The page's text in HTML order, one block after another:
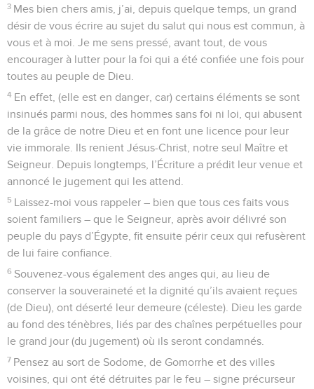
3 Mes bien chers amis, j’ai, depuis quelque temps, un grand
désir de vous écrire au sujet du salut qui nous est commun, à
vous et à moi. Je me sens pressé, avant tout, de vous
encourager à lutter pour la foi qui a été confiée une fois pour
toutes au peuple de Dieu.
4 En effet, (elle est en danger, car) certains éléments se sont
insinués parmi nous, des hommes sans foi ni loi, qui abusent
de la grâce de notre Dieu et en font une licence pour leur
vie immorale. Ils renient Jésus-Christ, notre seul Maître et
Seigneur. Depuis longtemps, l’Écriture a prédit leur venue et
annoncé le jugement qui les attend.
5 Laissez-moi vous rappeler – bien que tous ces faits vous
soient familiers – que le Seigneur, après avoir délivré son
peuple du pays d’Égypte, fit ensuite périr ceux qui refusèrent
de lui faire confiance.
6 Souvenez-vous également des anges qui, au lieu de
conserver la souveraineté et la dignité qu’ils avaient reçues
(de Dieu), ont déserté leur demeure (céleste). Dieu les garde
au fond des ténèbres, liés par des chaînes perpétuelles pour
le grand jour (du jugement) où ils seront condamnés.
7 Pensez au sort de Sodome, de Gomorrhe et des villes
voisines, qui ont été détruites par le feu – signe précurseur